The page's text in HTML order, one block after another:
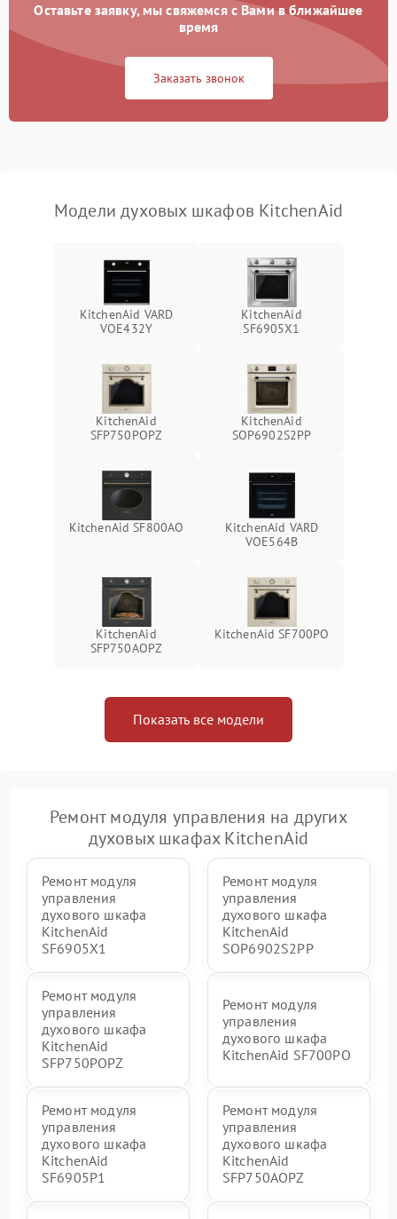
Оставьте заявку, мы свяжемся с Вами в ближайшее
время
Заказать звонок
Модели духовых шкафов KitchenAid
KitchenAid VARD
VOE432Y
KitchenAid
SF6905X1
KitchenAid
SFP750POPZ
KitchenAid
SOP6902S2PP
KitchenAid SF800AO
KitchenAid VARD
VOE564B
KitchenAid
SFP750AOPZ
KitchenAid SF700PO
Показать все модели
Ремонт модуля управления на других
духовых шкафах KitchenAid
Ремонт модуля
управления
духового шкафа
KitchenAid
SF6905X1
Ремонт модуля
управления
духового шкафа
KitchenAid
SOP6902S2PP
Ремонт модуля
управления
духового шкафа
KitchenAid
SFP750POPZ
Ремонт модуля
управления
духового шкафа
KitchenAid SF700PO
Ремонт модуля
управления
духового шкафа
KitchenAid
SF6905P1
Ремонт модуля
управления
духового шкафа
KitchenAid
SFP750AOPZ